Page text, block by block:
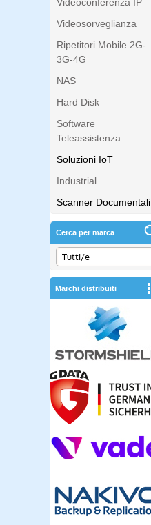
Videosorveglianza
Ripetitori Mobile 2G-
3G-4G
NAS
Hard Disk
Software
Teleassistenza
Soluzioni IoT
Industrial
Scanner Documentali
Cerca per marca
Marchi distribuiti